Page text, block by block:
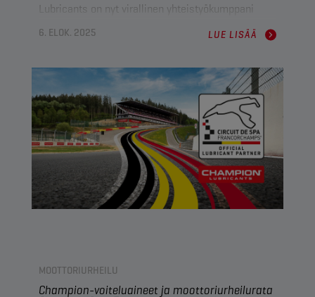
Lubricants on nyt virallinen yhteistyökumppani
Suomen Jääkiekkoliitolle (FIHA) sekä rakastetulle
Leijonien maajoukkueelle. Heinäkuussa 2025
uuden luvun Championin tarinalle Suomessa.
6. ELOK. 2025 LUE LISÄÄ
MOOTTORIURHEILU
Champion-voiteluaineet ja moottoriurheilurata